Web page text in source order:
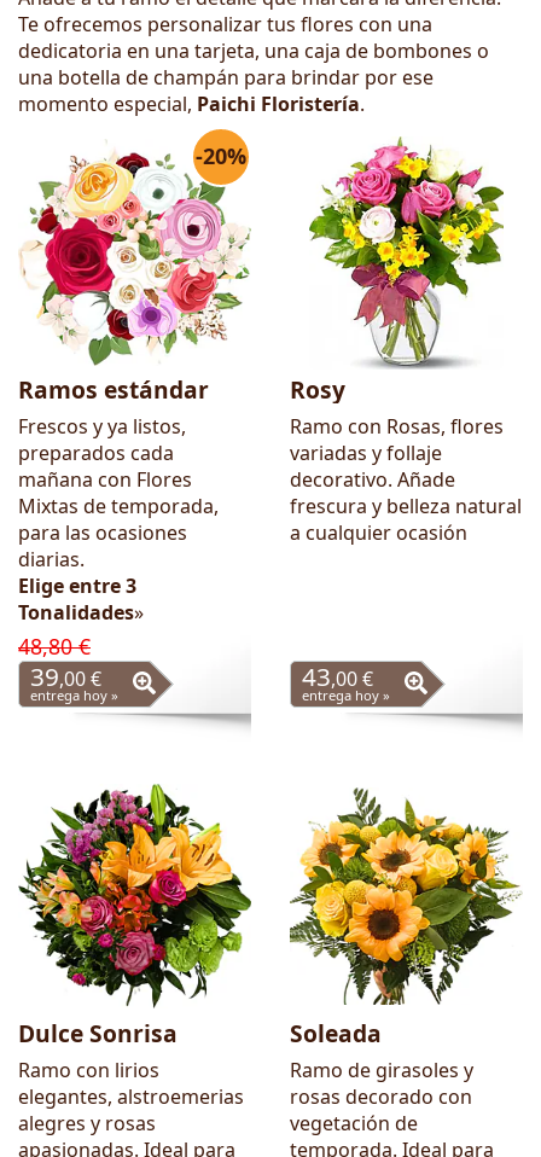
Te ofrecemos personalizar tus flores con una
dedicatoria en una tarjeta, una caja de bombones o
una botella de champán para brindar por ese
momento especial, Paichi Floristería.
-20%
Ramos estándar
Frescos y ya listos,
preparados cada
mañana con Flores
Mixtas de temporada,
para las ocasiones
diarias.
Elige entre 3
Tonalidades»
48,80 €
39,00 €
entrega hoy »
Rosy
Ramo con Rosas, flores
variadas y follaje
decorativo. Añade
frescura y belleza natural
a cualquier ocasión
43,00 €
entrega hoy »
Dulce Sonrisa
Ramo con lirios
elegantes, alstroemerias
alegres y rosas
apasionadas. Ideal para
Soleada
Ramo de girasoles y
rosas decorado con
vegetación de
temporada. Ideal para